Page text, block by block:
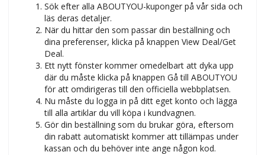
Sök efter alla ABOUTYOU-kuponger på vår sida och
läs deras detaljer.
När du hittar den som passar din beställning och
dina preferenser, klicka på knappen View Deal/Get
Deal.
Ett nytt fönster kommer omedelbart att dyka upp
där du måste klicka på knappen Gå till ABOUTYOU
för att omdirigeras till den officiella webbplatsen.
Nu måste du logga in på ditt eget konto och lägga
till alla artiklar du vill köpa i kundvagnen.
Gör din beställning som du brukar göra, eftersom
din rabatt automatiskt kommer att tillämpas under
kassan och du behöver inte ange någon kod.